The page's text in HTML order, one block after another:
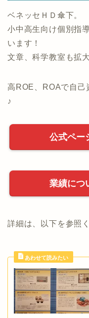
ベネッセＨＤ傘下。
小中高生向け個別指
います！
文章、科学教室も拡
高ROE、ROAで自己
♪
公式ペー
業績につ
詳細は、以下を参照